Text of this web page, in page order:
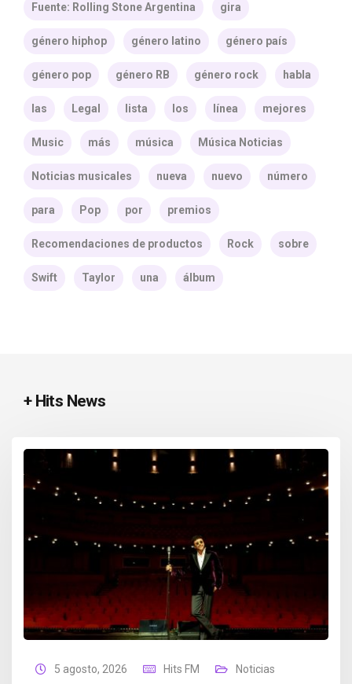
Fuente: Rolling Stone Argentina gira
género hiphop género latino género país
género pop género RB género rock habla
las Legal lista los línea mejores
Music más música Música Noticias
Noticias musicales nueva nuevo número
para Pop por premios
Recomendaciones de productos Rock sobre
Swift Taylor una álbum
+ Hits News
5 agosto, 2026 Hits FM Noticias